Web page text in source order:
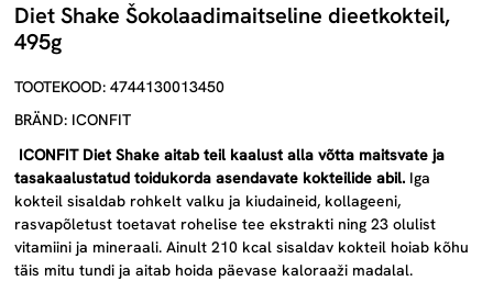
Diet Shake Šokolaadimaitseline dieetkokteil,
495g
TOOTEKOOD: 4744130013450
BRÄND: ICONFIT
ICONFIT Diet Shake aitab teil kaalust alla võtta maitsvate ja
tasakaalustatud toidukorda asendavate kokteilide abil. Iga
kokteil sisaldab rohkelt valku ja kiudaineid, kollageeni,
rasvapõletust toetavat rohelise tee ekstrakti ning 23 olulist
vitamiini ja mineraali. Ainult 210 kcal sisaldav kokteil hoiab kõhu
täis mitu tundi ja aitab hoida päevase kaloraaži madalal.